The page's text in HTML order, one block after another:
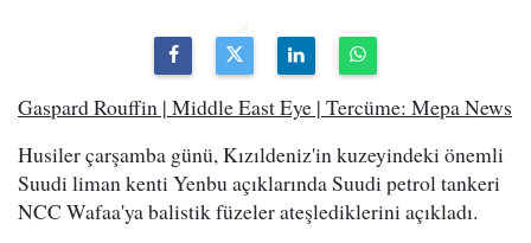
Gaspard Rouffin | Middle East Eye | Tercüme: Mepa News
Husiler çarşamba günü, Kızıldeniz'in kuzeyindeki önemli
Suudi liman kenti Yenbu açıklarında Suudi petrol tankeri
NCC Wafaa'ya balistik füzeler ateşlediklerini açıkladı.